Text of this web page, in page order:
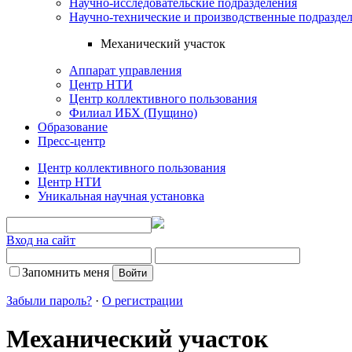
Научно-технические и производственные
Механический участок
Аппарат управления
Центр НТИ
Центр коллективного пользования
Филиал ИБХ (Пущино)
Образование
Пресс-центр
Центр коллективного пользования
Центр НТИ
Уникальная научная установка
Вход на сайт
Запомнить меня
Забыли пароль? · О регистрации
Механический участок